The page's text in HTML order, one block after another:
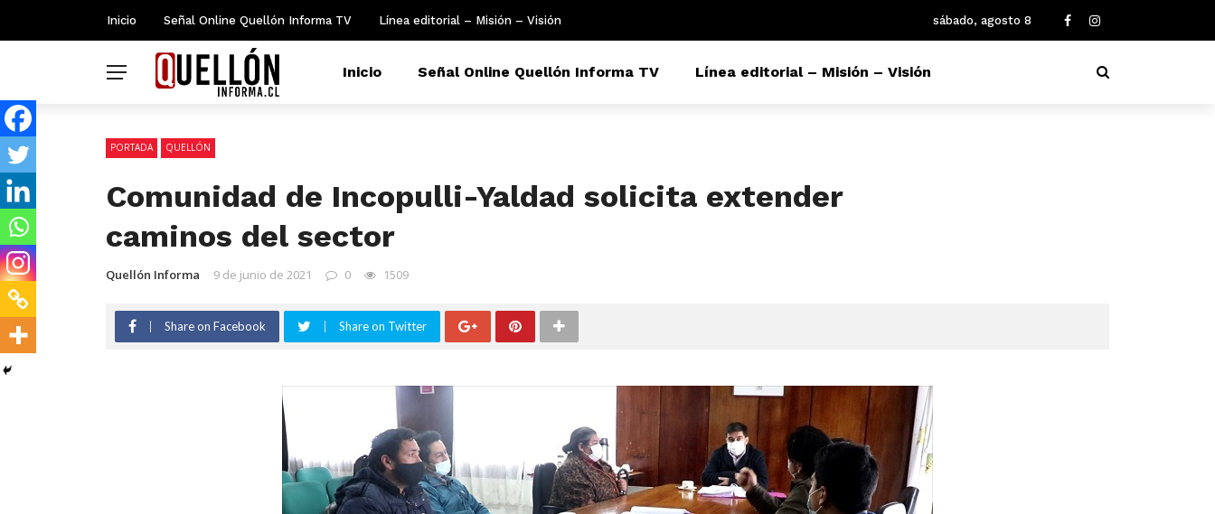
Inicio Señal Online Quellón Informa TV Línea editorial – Misión – Visión sábado, agosto 8
Inicio Señal Online Quellón Informa TV Línea editorial – Misión – Visión
PORTADA QUELLÓN
Comunidad de Incopulli-Yaldad solicita extender
caminos del sector
Quellón Informa 9 de junio de 2021 0 1509
Share on Facebook Share on Twitter